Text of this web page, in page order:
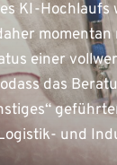
KI-
einer
das
und